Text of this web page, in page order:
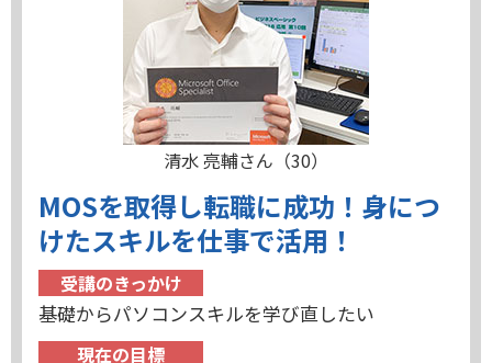
清水 亮輔さん（30）
MOSを取得し転職に成功！身につ
けたスキルを仕事で活用！
受講のきっかけ
基礎からパソコンスキルを学び直したい
現在の目標